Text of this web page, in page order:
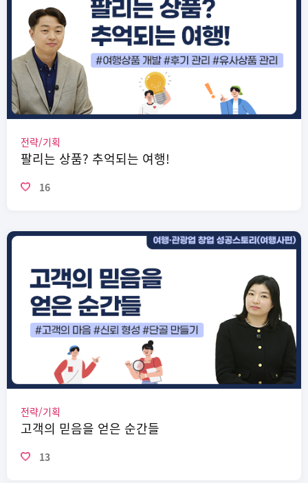
전략/기획
팔리는 상품? 추억되는 여행!
16
전략/기획
고객의 믿음을 얻은 순간들
13